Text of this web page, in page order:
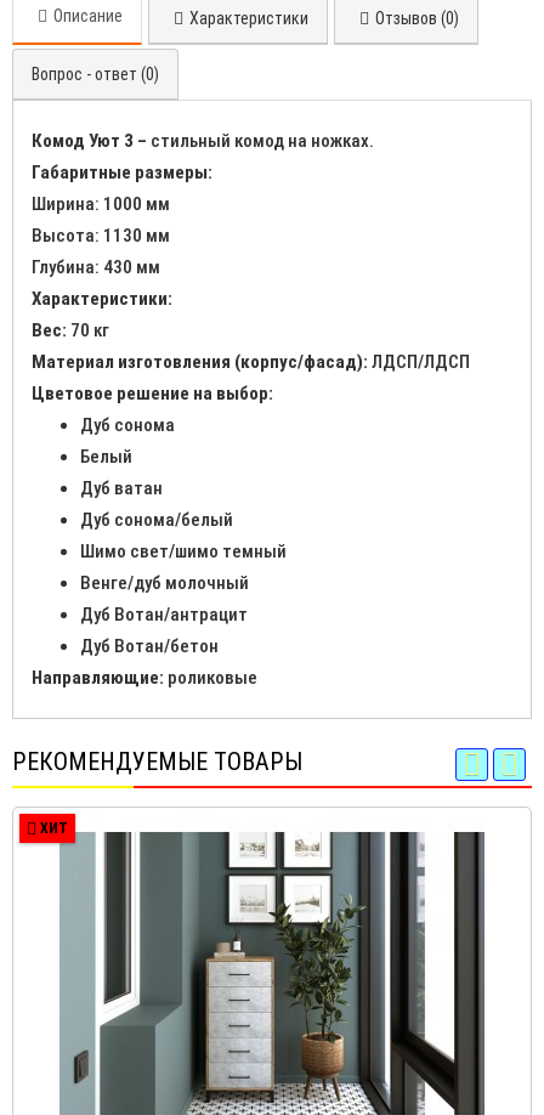
Описание Характеристики Отзывов (0)
Вопрос - ответ (0)
Комод Уют 3 – стильный комод на ножках.
Габаритные размеры:
Ширина: 1000 мм
Высота: 1130 мм
Глубина: 430 мм
Характеристики:
Вес: 70 кг
Материал изготовления (корпус/фасад): ЛДСП/ЛДСП
Цветовое решение на выбор:
Дуб сонома
Белый
Дуб ватан
Дуб сонома/белый
Шимо свет/шимо темный
Венге/дуб молочный
Дуб Вотан/антрацит
Дуб Вотан/бетон
Направляющие: роликовые
РЕКОМЕНДУЕМЫЕ ТОВАРЫ
ХИТ